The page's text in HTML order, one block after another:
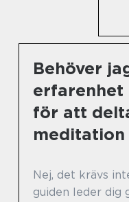
Behöver
erfarenhet
för att
meditation
Nej, det krävs
guiden leder dig